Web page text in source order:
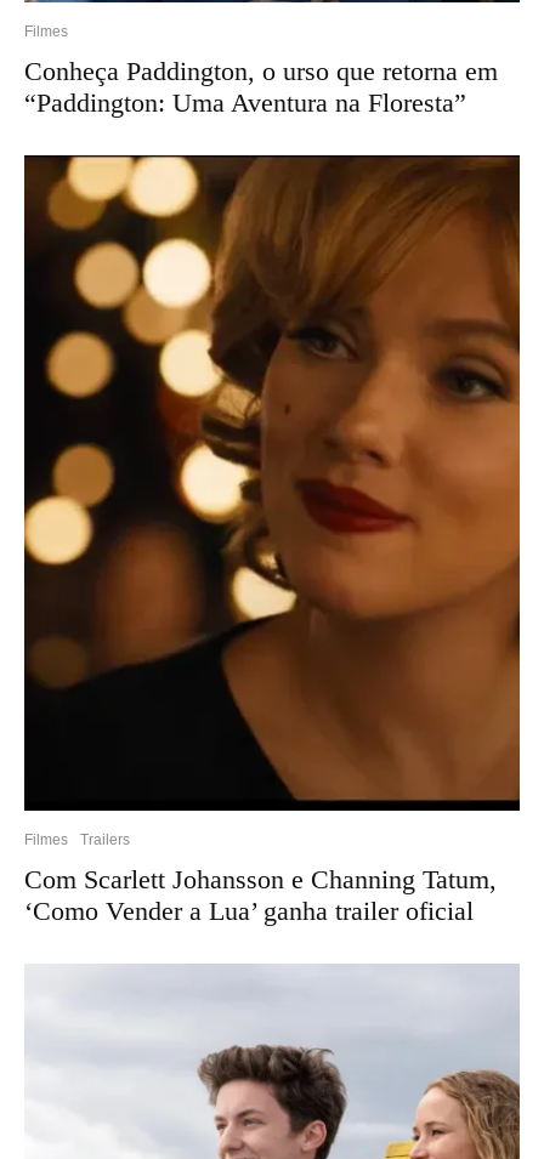
Filmes
Conheça Paddington, o urso que retorna em
“Paddington: Uma Aventura na Floresta”
Filmes Trailers
Com Scarlett Johansson e Channing Tatum,
‘Como Vender a Lua’ ganha trailer oficial